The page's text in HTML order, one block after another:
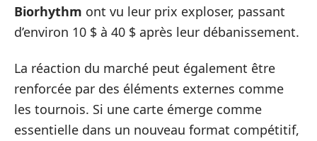
Biorhythm ont vu leur prix exploser, passant
d’environ 10 $ à 40 $ après leur débanissement.
La réaction du marché peut également être
renforcée par des éléments externes comme
les tournois. Si une carte émerge comme
essentielle dans un nouveau format compétitif,